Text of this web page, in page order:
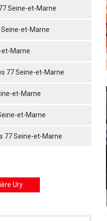
Seine-et-Marne
et-Marne
et-Marne
77 Seine-et-Marne
et-Marne
et-Marne
77 Seine-et-Marne
Ury